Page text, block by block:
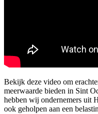
Bekijk deze video om
meerwaarde bieden in Sint
hebben wij ondernemers uit
ook geholpen aan een